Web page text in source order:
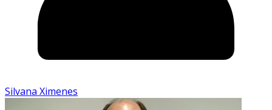
Silvana Ximenes